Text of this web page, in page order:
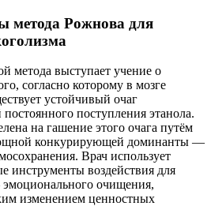
метода Рожнова для
метода выступает учение о
согласно которому в мозге
устойчивый очаг
поступления этанола.
на гашение этого очага путём
конкурирующей доминанты —
Врач использует
инструменты воздействия для
очищения,
изменением ценностных